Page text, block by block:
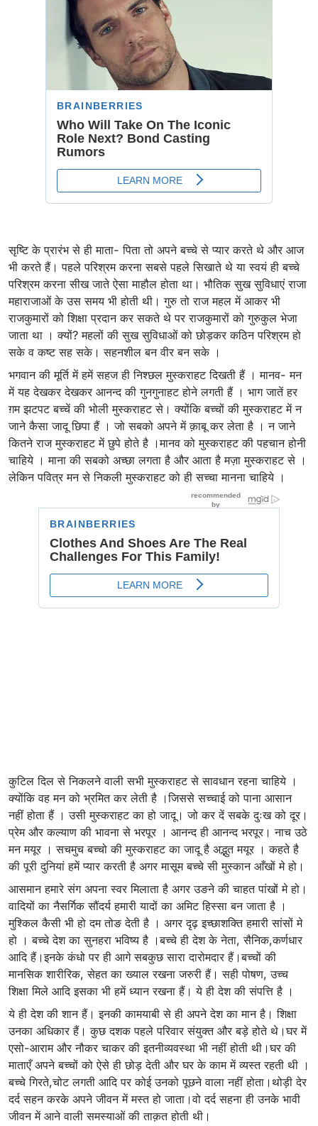
सृष्टि के प्रारंभ से ही माता- पिता तो अपने बच्चे से प्यार करते थे और आज
भी करते हैं। पहले परिश्रम करना सबसे पहले सिखाते थे या स्वयं ही बच्चे
परिश्रम करना सीख जाते ऐसा माहौल होता था। भौतिक सुख सुविधाएं राजा
महाराजाओं के उस समय भी होती थी। गुरु तो राज महल में आकर भी
राजकुमारों को शिक्षा प्रदान कर सकते थे पर राजकुमारों को गुरुकुल भेजा
जाता था । क्यों? महलों की सुख सुविधाओं को छोड़कर कठिन परिश्रम हो
सके व कष्ट सह सके। सहनशील बन वीर बन सके ।
भगवान की मूर्ति में हमें सहज ही निश्छल मुस्कराहट दिखती हैं । मानव- मन
में यह देखकर देखकर आनन्द की गुनगुनाहट होने लगती हैं । भाग जातें हर
ग़म झटपट बच्चें की भोली मुस्कराहट से। क्योंकि बच्चों की मुस्कराहट में न
जाने कैसा जादू छिपा हैं । जो सबको अपने में क़ाबू कर लेता है । न जाने
कितने राज मुस्कराहट में छुपे होते है ।मानव को मुस्कराहट की पहचान होनी
चाहिये । माना की सबको अच्छा लगता है और आता है मज़ा मुस्कराहट से ।
लेकिन पवित्र मन से निकली मुस्कराहट को ही सच्चा मानना चाहिये ।
कुटिल दिल से निकलने वाली सभी मुस्कराहट से सावधान रहना चाहिये ।
क्योंकि वह मन को भ्रमित कर लेती है ।जिससे सच्चाई को पाना आसान
नहीं होता हैं । उसी मुस्कराहट का हो जादू। जो कर दें सबके दुःख को दूर।
प्रेम और कल्याण की भावना से भरपूर । आनन्द ही आनन्द भरपूर। नाच उठे
मन मयूर । सचमुच बच्चो की मुस्कराहट का जादू है अद्भुत मयूर । कहते है
की पूरी दुनियां हमें प्यार करती है अगर मासूम बच्चे सी मुस्कान आँखों मे हो।
आसमान हमारे संग अपना स्वर मिलाता है अगर उङने की चाहत पांखों मे हो।
वादियों का नैसर्गिक सौंदर्य हमारी यादों का अमिट हिस्सा बन जाता है ।
मुश्किल कैसी भी हो दम तोङ देती है । अगर दृढ़ इच्छाशक्ति हमारी सांसों मे
हो । बच्चे देश का सुनहरा भविष्य है ।बच्चे ही देश के नेता, सैनिक,कर्णधार
आदि हैं।इनके कंधो पर ही आगे सबकुछ सारा दारोमदार हैं।बच्चों की
मानसिक शारीरिक, सेहत का ख्याल रखना जरुरी हैं। सही पोषण, उच्च
शिक्षा मिले आदि इसका भी हमें ध्यान रखना हैं। ये ही देश की संपत्ति है ।
ये ही देश की शान हैं। इनकी कामयाबी से ही अपने देश का मान है। शिक्षा
उनका अधिकार हैं। कुछ दशक पहले परिवार संयुक्त और बड़े होते थे।घर में
एसो-आराम और नौकर चाकर की इतनीव्यवस्था भी नहीं होती थी।घर की
माताएँ अपने बच्चों को ऐसे ही छोड़ देती और घर के काम में व्यस्त रहती थी ।
बच्चे गिरते,चोट लगती आदि पर कोई उनको पूछने वाला नहीं होता।थोड़ी देर
दर्द सहन करके अपने जीवन में मस्त हो जाता।वो दर्द सहना ही उनके भावी
जीवन में आने वाली समस्याओं की ताक़त होती थी।